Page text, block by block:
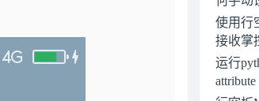
使用行
接收掌
运行
attribute